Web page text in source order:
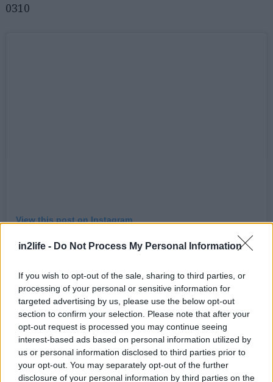
in2life - Do Not Process My Personal Information
If you wish to opt-out of the sale, sharing to third parties, or
processing of your personal or sensitive information for
targeted advertising by us, please use the below opt-out
section to confirm your selection. Please note that after your
opt-out request is processed you may continue seeing
interest-based ads based on personal information utilized by
us or personal information disclosed to third parties prior to
your opt-out. You may separately opt-out of the further
disclosure of your personal information by third parties on the
0310
View this post on Instagram
A post shared by Το Ξυθάλι (@to_xythali_)
Από τα πιο αγαπητά ψητοπωλεία της
Πετρούπολης, το Ξυθάλι έχει χτίσει τη φήμη του
στους μερακλήδες και έμπειρους ψήστες του, που
ξέρουν να δουλεύουν άψογα το κρέας και να